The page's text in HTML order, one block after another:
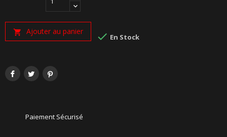
 Ajouter au panier  En Stock
Paiement Sécurisé